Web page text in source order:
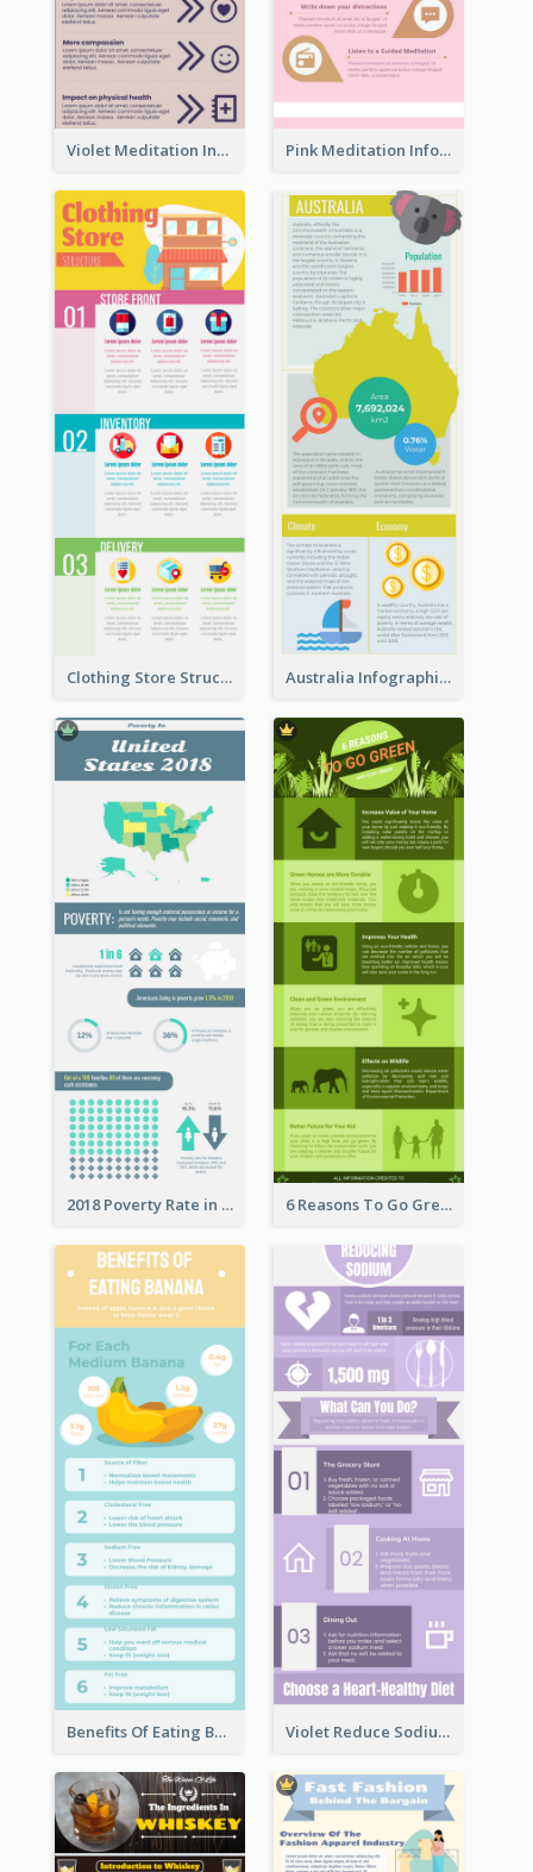
Violet Meditation Infographic Pink Meditation Infographic
Clothing Store Structure Infographic Australia Infographic
2018 Poverty Rate in the United States Infographic 6 Reasons To Go Green
Benefits Of Eating Banana Infographic Violet Reduce Sodium Infographic Idea Design